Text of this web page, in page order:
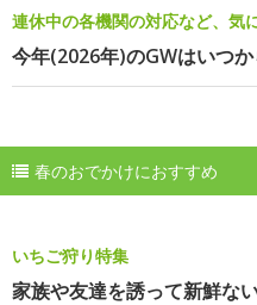
連休中の各機関の対応など、気
今年(2026年)のGWはいつ
春のおでかけにおすすめ
いちご狩り特集
家族や友達を誘って新鮮な